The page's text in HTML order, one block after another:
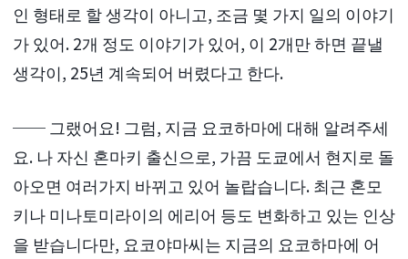
인 형태로 할 생각이 아니고, 조금 몇 가지 일의 이야기
가 있어. 2개 정도 이야기가 있어, 이 2개만 하면 끝낼
생각이, 25년 계속되어 버렸다고 한다.
── 그랬어요! 그럼, 지금 요코하마에 대해 알려주세
요. 나 자신 혼마키 출신으로, 가끔 도쿄에서 현지로 돌
아오면 여러가지 바뀌고 있어 놀랍습니다. 최근 혼모
키나 미나토미라이의 에리어 등도 변화하고 있는 인상
을 받습니다만, 요코야마씨는 지금의 요코하마에 어